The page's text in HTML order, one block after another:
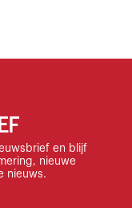
en blijf
nieuwe
nieuws.